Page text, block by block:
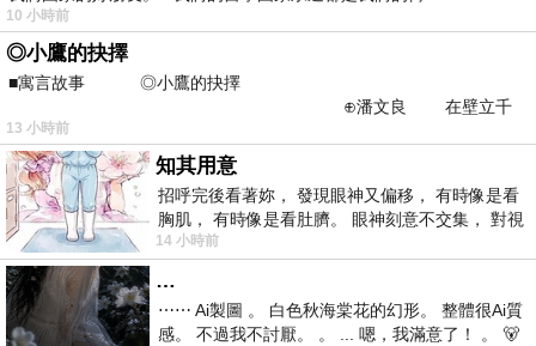
10 小時前
◎小鷹的抉擇
■寓言故事 ◎小鷹的抉擇
⊕潘文良 在壁立千
仞的懸崖上，有一座遮天蔽
13 小時前
知其用意
招呼完後看著妳， 發現眼神又偏移， 有時像是看
胸肌， 有時像是看肚臍。 眼神刻意不交集， 對視
視線不對齊， 讓我很難不
14 小時前
…
⋯⋯ Ai製圖 。 白色秋海棠花的幻形。 整體很Ai質
感。 不過我不討厭。 。 ... 嗯，我滿意了！ 。 🐻